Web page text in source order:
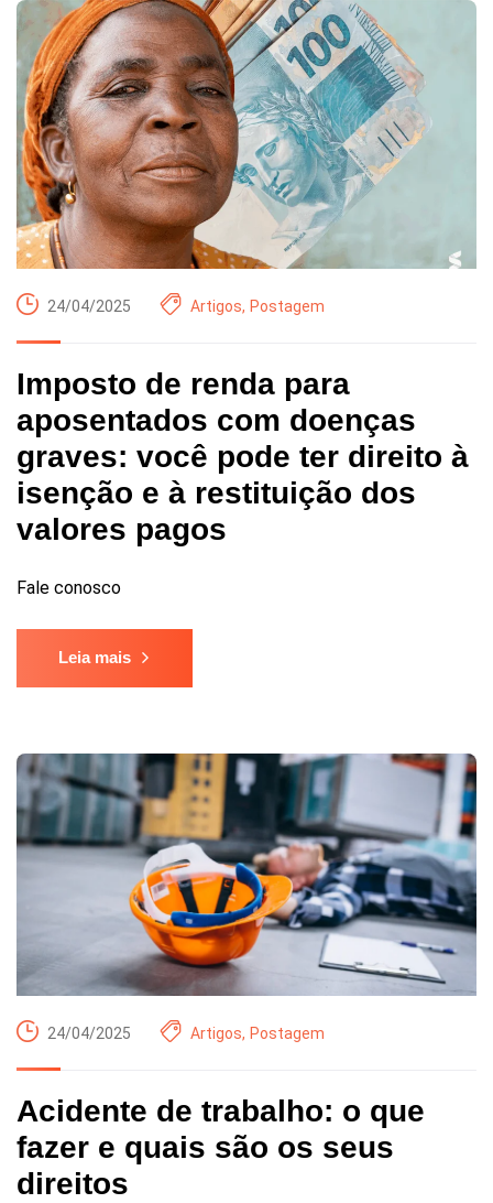
24/04/2025 Artigos, Postagem
Imposto de renda para
aposentados com doenças
graves: você pode ter direito à
isenção e à restituição dos
valores pagos
Fale conosco
Leia mais
24/04/2025 Artigos, Postagem
Acidente de trabalho: o que
fazer e quais são os seus
direitos